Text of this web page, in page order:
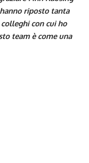
riposto tanta
con cui ho
team è come una